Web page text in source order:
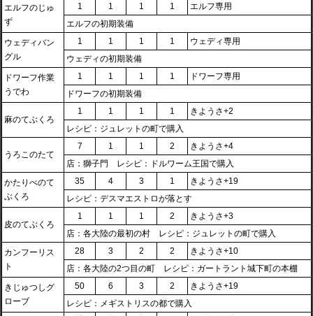
エルフのじゅ
ず
1 1 1 1
エルフ専用
エルフの初期装備
ウェディバン
グル
1 1 1 1
ウェディ専用
ウェディの初期装備
ドワーフ作業
うでわ
1 1 1 1
ドワーフ専用
ドワーフの初期装備
麻のてぶくろ
1 1 1 1
きようさ+2
レシピ：ジュレットの町で購入
うろこのたて
7 1 1 2
きようさ+4
店：獅子門 レシピ：ドルワーム王国で購入
かたりべのて
ぶくろ
35 4 3 1
きようさ+19
レシピ：デスマエストロが落とす
皮のてぶくろ
1 1 1 2
きようさ+3
店：各大陸の最初の村 レシピ：ジュレットの町で購入
カンフーリス
ト
28 3 2 2
きようさ+10
店：各大陸の2つ目の町 レシピ：ガートラント城下町の本棚
きじゅつしグ
ローブ
50 6 3 2
きようさ+19
レシピ：メギストリスの都で購入